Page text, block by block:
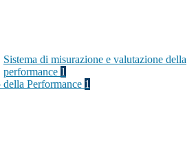
Sistema di misurazione e valutazione della
performance 1
della Performance 1